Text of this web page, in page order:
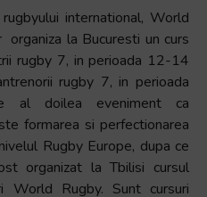
international, World
la Bucuresti un curs
rugby 7, in perioada 12-14
rugby 7, in perioada
al doilea eveniment ca
formarea si perfectionarea
Rugby Europe, dupa ce
organizat la Tbilisi cursul
World Rugby. Sunt cursuri